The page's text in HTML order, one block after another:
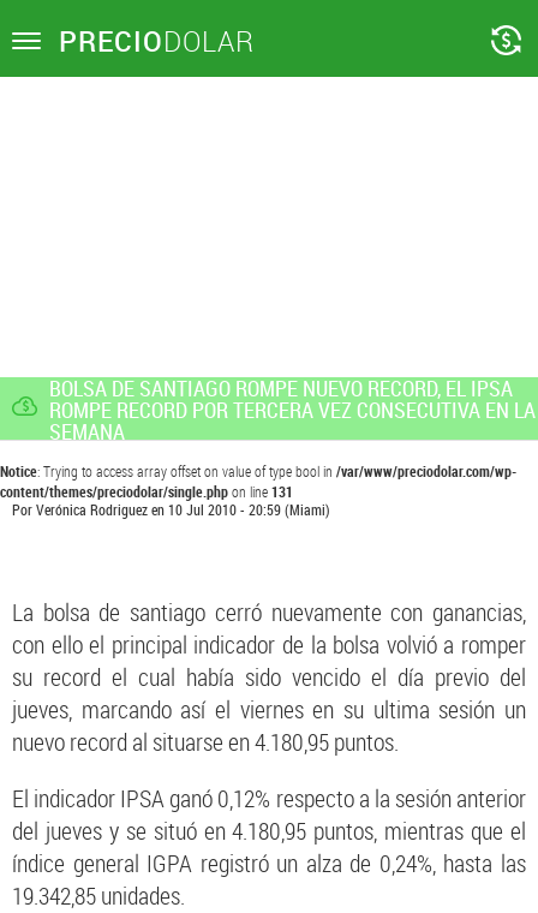
Toggle PRECIODOLAR
BOLSA DE SANTIAGO ROMPE NUEVO RECORD, EL IPSA
ROMPE RECORD POR TERCERA VEZ CONSECUTIVA EN LA
SEMANA
Notice: Trying to access array offset on value of type bool in /var/www/preciodolar.com/wp-
content/themes/preciodolar/single.phpon line131
PorVerónica Rodriguezen10 Jul 2010 - 20:59(Miami)
La bolsa de santiago cerró nuevamente con ganancias,
con ello el principal indicador de la bolsa volvió a romper
su record el cual había sido vencido el día previo del
jueves, marcando así el viernes en su ultima sesión un
nuevo record al situarse en 4.180,95 puntos.
El indicador IPSA ganó 0,12% respecto a la sesión anterior
del jueves y se situó en 4.180,95 puntos, mientras que el
índice general IGPA registró un alza de 0,24%, hasta las
19.342,85 unidades.